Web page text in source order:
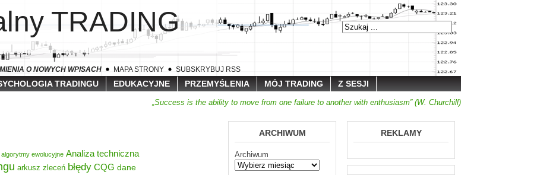
TRADING
O NOWYCH WPISACH MAPA STRONY SUBSKRYBUJ RSS
TRADINGU EDUKACYJNE PRZEMYŚLENIA MÓJ TRADING Z SESJI
„Success is the ability to move from one failure to another with enthusiasm” (W. Churchill)
algorytmy ewolucyjne Analiza techniczna
arkusz zleceń błędy CQG dane
ARCHIWUM
Archiwum
REKLAMY